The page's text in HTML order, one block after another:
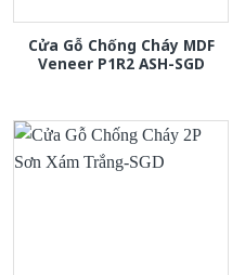
Cửa Gỗ Chống Cháy MDF
Veneer P1R2 ASH-SGD